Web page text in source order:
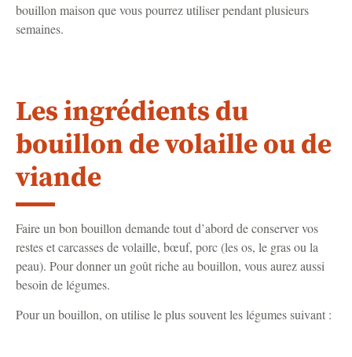
bouillon maison que vous pourrez utiliser pendant plusieurs
semaines.
Les ingrédients du
bouillon de volaille ou de
viande
Faire un bon bouillon demande tout d’abord de conserver vos
restes et carcasses de volaille, bœuf, porc (les os, le gras ou la
peau). Pour donner un goût riche au bouillon, vous aurez aussi
besoin de légumes.
Pour un bouillon, on utilise le plus souvent les légumes suivant :